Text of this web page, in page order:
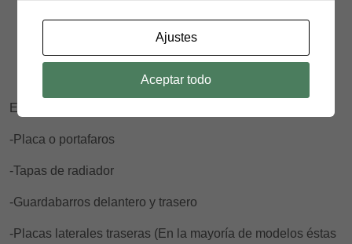
Acabado 380 Micras,Vinilo de impresión de primera
calidad recubierto de laminado de 380 Micras. Ideal
para usos exhaustivos en MX o Enduro así como en
vehículos de competición en cualquier modalidad.
El kit se compone de adhesivos para:
-Placa o portafaros
-Tapas de radiador
-Guardabarros delantero y trasero
-Placas laterales traseras (En la mayoría de modelos éstas
Ajustes
Aceptar todo